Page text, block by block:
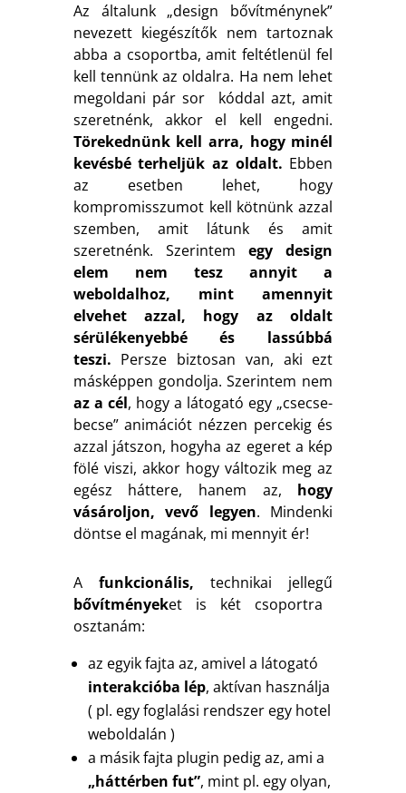
Az általunk „design bővítménynek”
nevezett kiegészítők nem tartoznak
abba a csoportba, amit feltétlenül fel
kell tennünk az oldalra. Ha nem lehet
megoldani pár sor kóddal azt, amit
szeretnénk, akkor el kell engedni.
Törekednünk kell arra, hogy minél
kevésbé terheljük az oldalt. Ebben
az esetben lehet, hogy
kompromisszumot kell kötnünk azzal
szemben, amit látunk és amit
szeretnénk. Szerintemegy design
elem nem tesz annyit a
weboldalhoz, mint amennyit
elvehet azzal, hogy az oldalt
sérülékenyebbé és lassúbbá
teszi. Persze biztosan van, aki ezt
másképpen gondolja. Szerintem nem
az a cél, hogy a látogató egy „csecse-
becse” animációt nézzen percekig és
azzal játszon, hogyha az egeret a kép
fölé viszi, akkor hogy változik meg az
egész háttere, hanem az, hogy
vásároljon, vevő legyen. Mindenki
döntse el magának, mi mennyit ér!
A funkcionális,technikai jellegű
bővítményeket is két csoportra
osztanám:
az egyik fajta az, amivel a látogató
interakcióba lép, aktívan használja
( pl. egy foglalási rendszer egy hotel
weboldalán )
a másik fajta plugin pedig az, ami a
„háttérben fut”, mint pl. egy olyan,